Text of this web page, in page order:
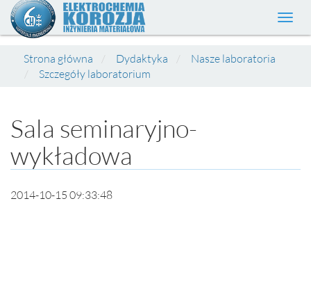
Strona główna
Dydaktyka
Nasze laboratoria
Szczegóły laboratorium
Sala seminaryjno-
wykładowa
2014-10-15 09:33:48